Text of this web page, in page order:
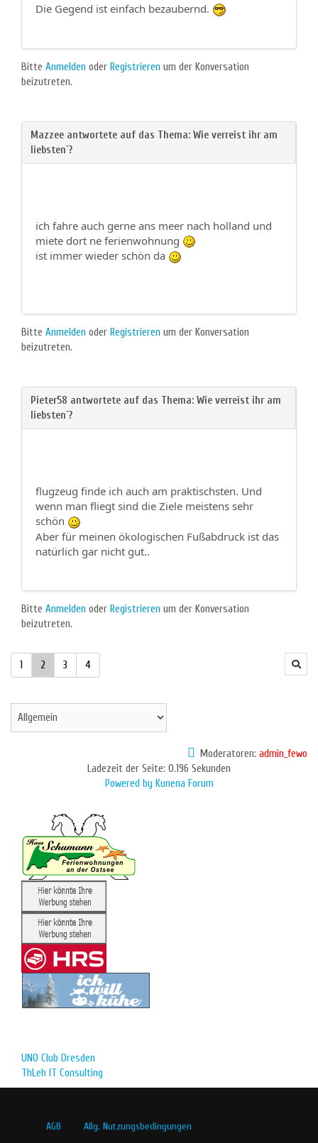
Die Gegend ist einfach bezaubernd.
Bitte Anmelden oder Registrieren um der Konversation
beizutreten.
ich fahre auch gerne ans meer nach holland und
miete dort ne ferienwohnung
ist immer wieder schön da
Bitte Anmelden oder Registrieren um der Konversation
beizutreten.
flugzeug finde ich auch am praktischsten. Und
wenn man fliegt sind die Ziele meistens sehr
schön
Aber für meinen ökologischen Fußabdruck ist das
natürlich gar nicht gut..
Bitte Anmelden oder Registrieren um der Konversation
beizutreten.
1 2 3 4
Moderatoren: admin_fewo
Ladezeit der Seite: 0.196 Sekunden
Powered by Kunena Forum
UNO Club Dresden
ThLeh IT Consulting
AGB Allg. Nutzungsbedingungen